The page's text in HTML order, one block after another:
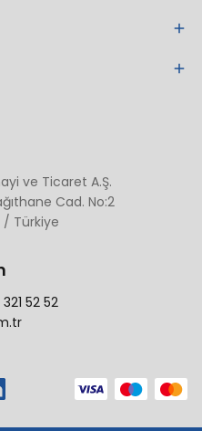
ve Ticaret A.Ş.
Cad. No:2
/ Türkiye
52 52